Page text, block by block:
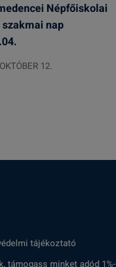
Népfőiskolai
nap
12.
tájékoztató
támogass minket adód 1%-